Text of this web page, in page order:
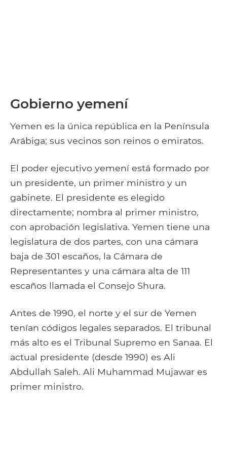
Gobierno yemení
Yemen es la única república en la Península
Arábiga; sus vecinos son reinos o emiratos.
El poder ejecutivo yemení está formado por
un presidente, un primer ministro y un
gabinete. El presidente es elegido
directamente; nombra al primer ministro,
con aprobación legislativa. Yemen tiene una
legislatura de dos partes, con una cámara
baja de 301 escaños, la Cámara de
Representantes y una cámara alta de 111
escaños llamada el Consejo Shura.
Antes de 1990, el norte y el sur de Yemen
tenían códigos legales separados. El tribunal
más alto es el Tribunal Supremo en Sanaa. El
actual presidente (desde 1990) es Ali
Abdullah Saleh. Ali Muhammad Mujawar es
primer ministro.